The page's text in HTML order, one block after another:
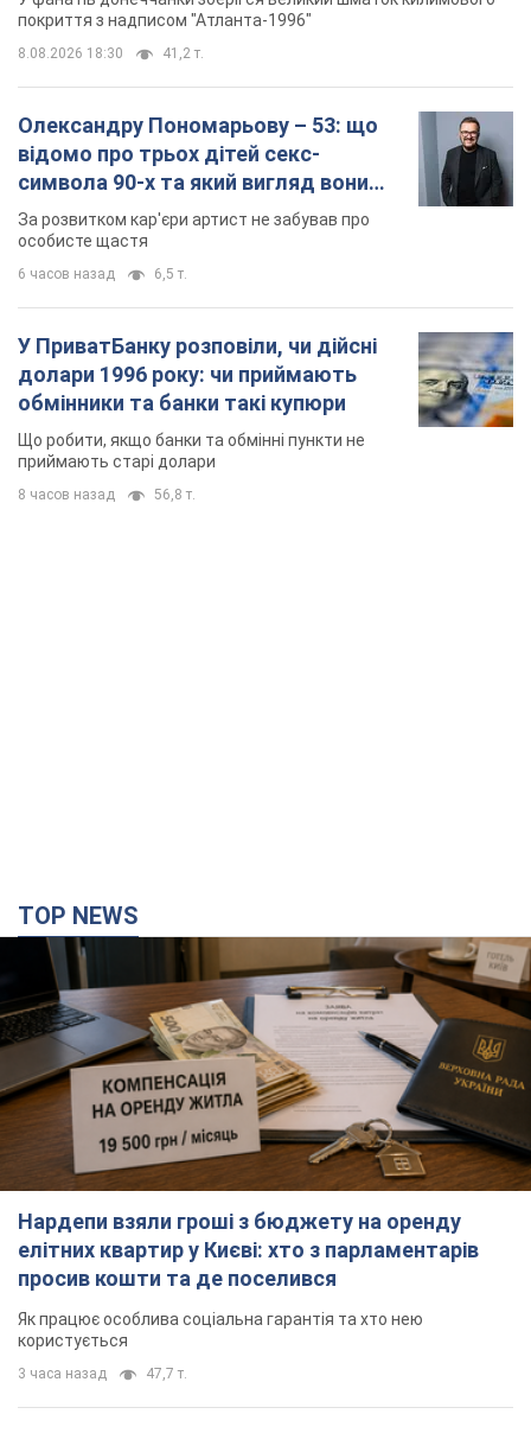
У ПриватБанку розповіли, чи дійсні
долари 1996 року: чи приймають
приймають старі долари
8 часов назад 56,8 т.
елітних квартир у Києві: хто з парламентарів
просив кошти та де поселився
Як працює особлива соціальна гарантія та хто нею
користується
3 часа назад 47,7 т.
Армія Росії здійснила масовану атаку на Одесу:
горіла історична частина міста, є постраждалі.
Фото та відео
Для терору ворог застосував ракети та дрони
час назад
Російська армія обстріляла дві сусідні
багатоповерхівки в Харкові: двоє загиблих,
більше 20 постраждалих
Ворог навмисно обстрілює житлові будинки